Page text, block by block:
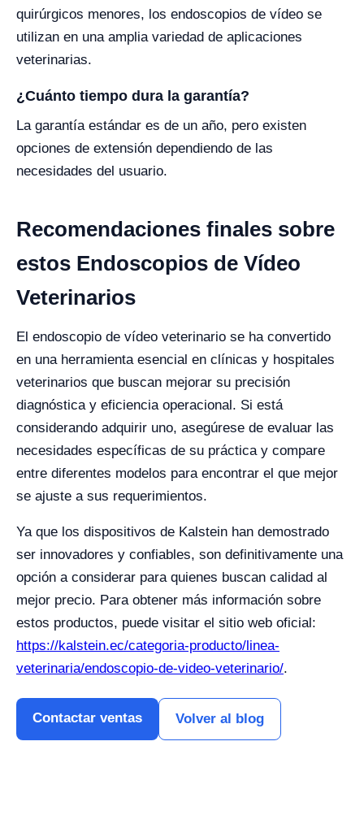
quirúrgicos menores, los endoscopios de vídeo se
utilizan en una amplia variedad de aplicaciones
veterinarias.
¿Cuánto tiempo dura la garantía?
La garantía estándar es de un año, pero existen
opciones de extensión dependiendo de las
necesidades del usuario.
Recomendaciones finales sobre
estos Endoscopios de Vídeo
Veterinarios
El endoscopio de vídeo veterinario se ha convertido
en una herramienta esencial en clínicas y hospitales
veterinarios que buscan mejorar su precisión
diagnóstica y eficiencia operacional. Si está
considerando adquirir uno, asegúrese de evaluar las
necesidades específicas de su práctica y compare
entre diferentes modelos para encontrar el que mejor
se ajuste a sus requerimientos.
Ya que los dispositivos de Kalstein han demostrado
ser innovadores y confiables, son definitivamente una
opción a considerar para quienes buscan calidad al
mejor precio. Para obtener más información sobre
estos productos, puede visitar el sitio web oficial:
https://kalstein.ec/categoria-producto/linea-
veterinaria/endoscopio-de-video-veterinario/.
Contactar ventas Volver al blog